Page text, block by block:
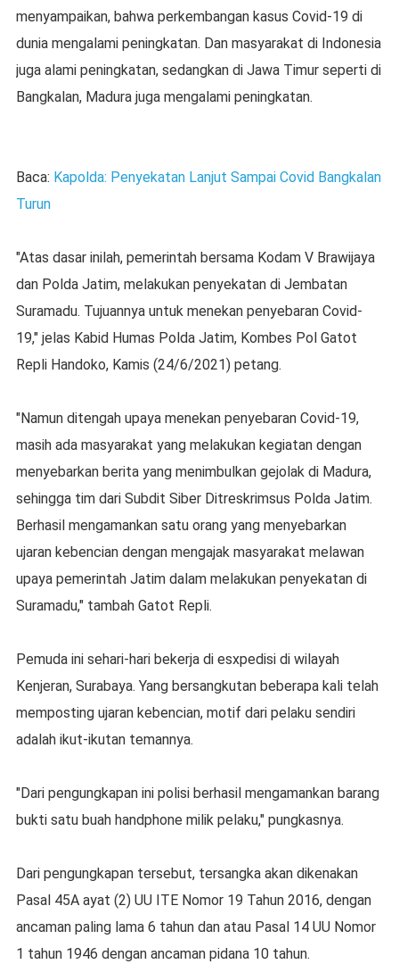
menyampaikan, bahwa perkembangan kasus Covid-19 di
dunia mengalami peningkatan. Dan masyarakat di Indonesia
juga alami peningkatan, sedangkan di Jawa Timur seperti di
Bangkalan, Madura juga mengalami peningkatan.
Baca: Kapolda: Penyekatan Lanjut Sampai Covid Bangkalan
Turun
"Atas dasar inilah, pemerintah bersama Kodam V Brawijaya
dan Polda Jatim, melakukan penyekatan di Jembatan
Suramadu. Tujuannya untuk menekan penyebaran Covid-
19," jelas Kabid Humas Polda Jatim, Kombes Pol Gatot
Repli Handoko, Kamis (24/6/2021) petang.
"Namun ditengah upaya menekan penyebaran Covid-19,
masih ada masyarakat yang melakukan kegiatan dengan
menyebarkan berita yang menimbulkan gejolak di Madura,
sehingga tim dari Subdit Siber Ditreskrimsus Polda Jatim.
Berhasil mengamankan satu orang yang menyebarkan
ujaran kebencian dengan mengajak masyarakat melawan
upaya pemerintah Jatim dalam melakukan penyekatan di
Suramadu," tambah Gatot Repli.
Pemuda ini sehari-hari bekerja di esxpedisi di wilayah
Kenjeran, Surabaya. Yang bersangkutan beberapa kali telah
memposting ujaran kebencian, motif dari pelaku sendiri
adalah ikut-ikutan temannya.
"Dari pengungkapan ini polisi berhasil mengamankan barang
bukti satu buah handphone milik pelaku," pungkasnya.
Dari pengungkapan tersebut, tersangka akan dikenakan
Pasal 45A ayat (2) UU ITE Nomor 19 Tahun 2016, dengan
ancaman paling lama 6 tahun dan atau Pasal 14 UU Nomor
1 tahun 1946 dengan ancaman pidana 10 tahun.